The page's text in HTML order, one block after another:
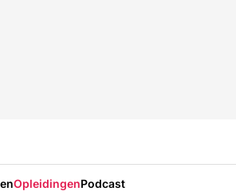
OpleidingenPodcast